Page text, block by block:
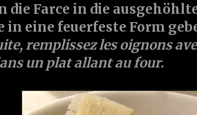
die Farce in die
in eine feuerfeste Form
remplissez les oignons
un plat allant au four.